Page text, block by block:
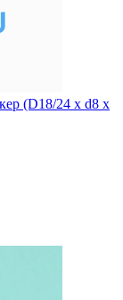
(D18/24 x d8 x